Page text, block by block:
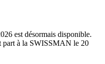
est désormais disponible.
part à la SWISSMAN le 20